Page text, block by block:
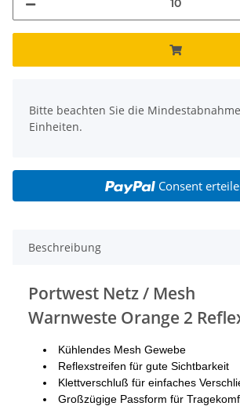
Bitte beachten Sie die
Einheiten.
Consent
Beschreibung
Portwest Netz / Mesh
Warnweste Orange 2
Kühlendes Mesh Gewebe
Reflexstreifen für gute Sichtbarkeit
Klettverschluß für einfaches
Großzügige Passform für